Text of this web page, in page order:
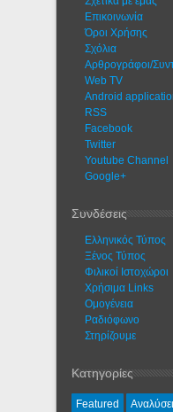
Eπικοινωνία
Όροι Χρήσης
Σχόλια
Αρθρογράφοι/
Web TV
Android
RSS
Facebook
Twitter
Youtube Channel
Google+
Συνδέσεις
Ελληνικός Τύπος
Ξένος Τύπος
Φιλικοί Ιστοχώροι
Χρήσιμα Links
Ομογένεια
Ραδιόφωνο
Στηρίζουμε
Κατηγορίες
Featured